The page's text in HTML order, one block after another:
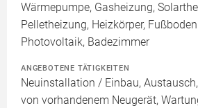
Wärmepumpe, Gasheizung,
Pelletheizung, Heizkörper,
Photovoltaik, Badezimmer
ANGEBOTENE TÄTIGKEITEN
Neuinstallation / Einbau,
von vorhandenem Neugerät,